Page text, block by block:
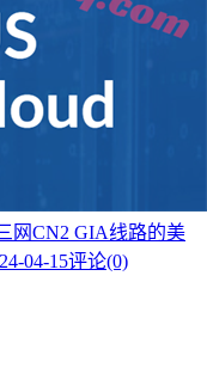
网CN2 GIA线路的美
04-15评论(0)